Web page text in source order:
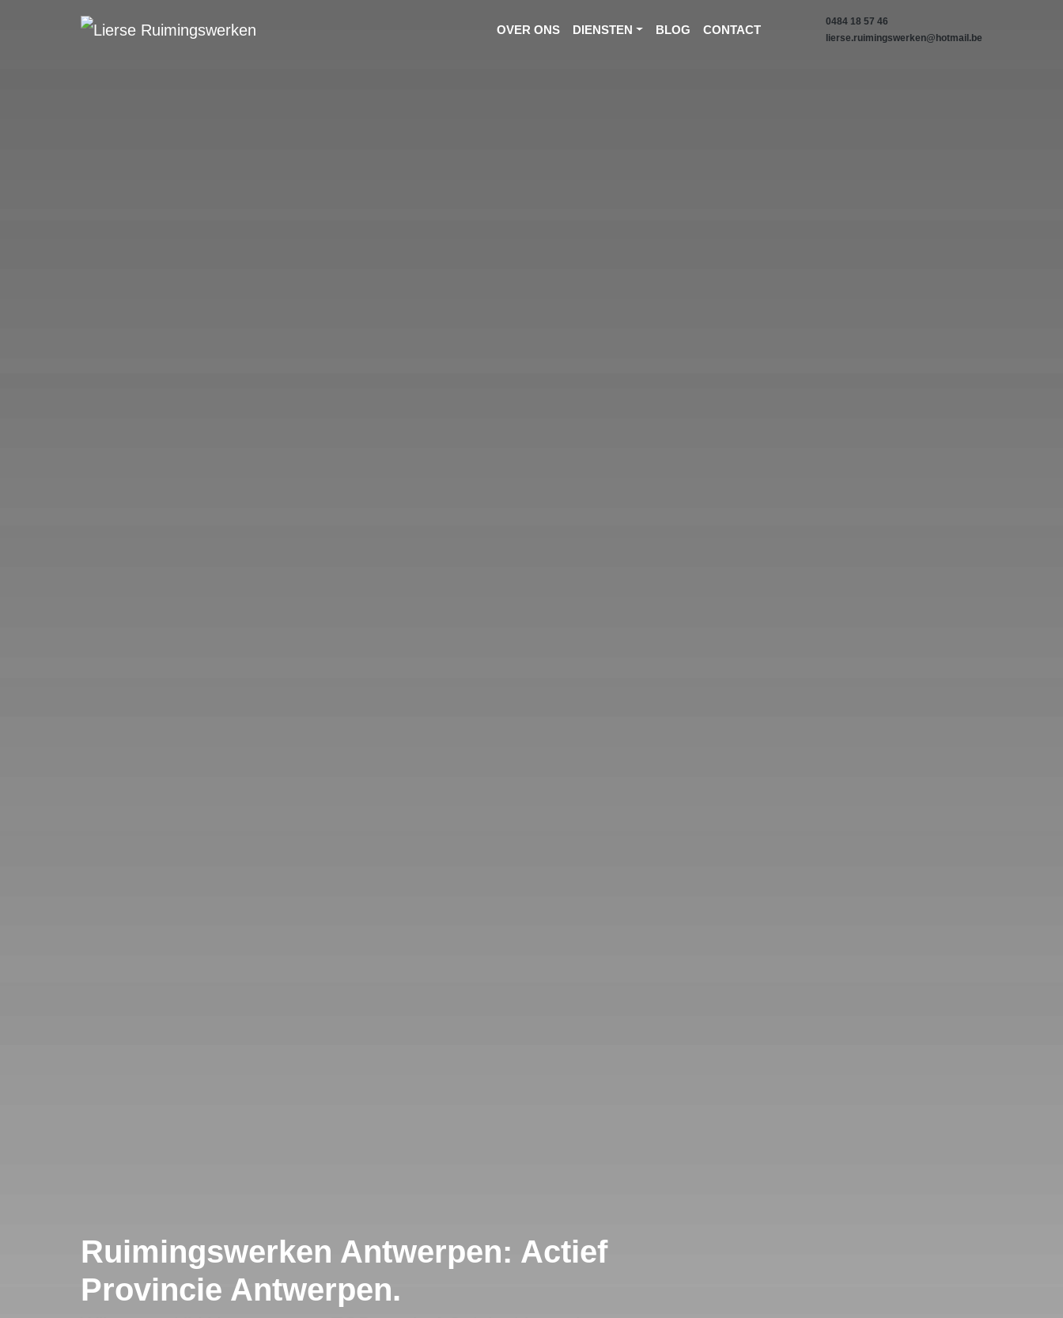
OVER ONS DIENSTEN BLOG CONTACT
0484 18 57 46
lierse.ruimingswerken@hotmail.be
Ruimingswerken Antwerpen: Actief
Provincie Antwerpen.